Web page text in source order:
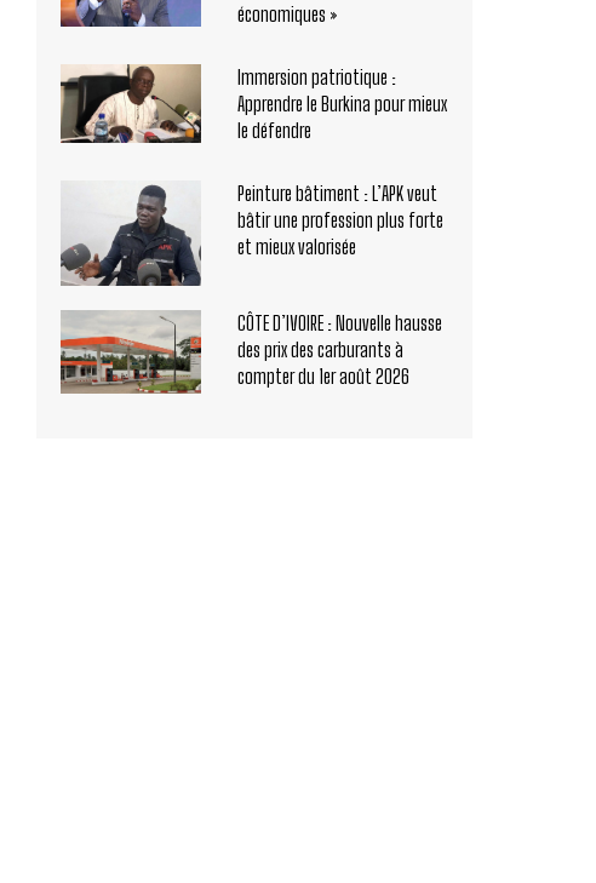
économiques »
Immersion patriotique :
Apprendre le Burkina pour mieux
le défendre
Peinture bâtiment : L’APK veut
bâtir une profession plus forte
et mieux valorisée
CÔTE D’IVOIRE : Nouvelle hausse
des prix des carburants à
compter du 1er août 2026